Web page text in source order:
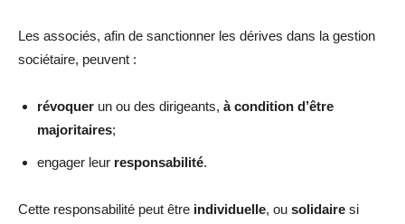
Les associés, afin de sanctionner les dérives dans la gestion
sociétaire, peuvent :
révoquer un ou des dirigeants, à condition d’être
majoritaires;
engager leur responsabilité.
Cette responsabilité peut être individuelle, ou solidaire si